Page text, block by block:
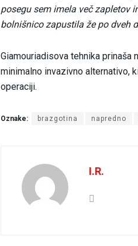
posegu sem imela več zapletov
bolnišnico zapustila že po dveh
Giamouriadisova tehnika
minimalno invazivno alternativo,
operaciji.
Oznake: brazgotina napredno
I.R.